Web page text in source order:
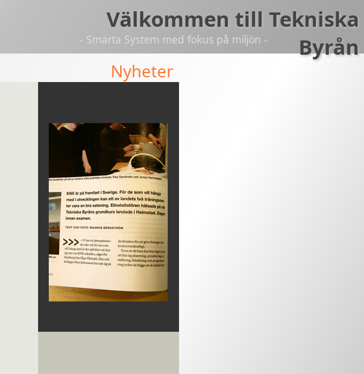
Välkommen till Tekniska
Byrån
- Smarta System med fokus på miljön -
Nyheter